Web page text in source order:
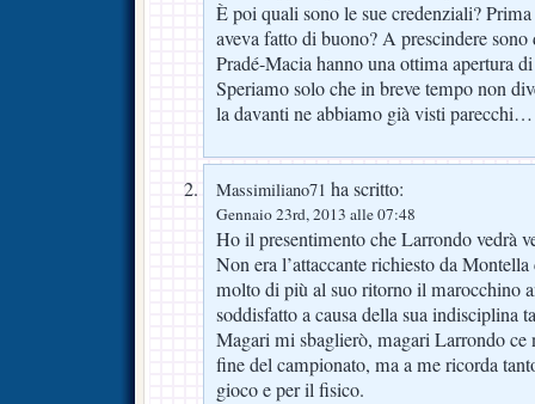
È poi quali sono le sue credenziali?
aveva fatto di buono? A prescindere sono
Pradé-Macia hanno una ottima apertura
Speriamo solo che in breve tempo non
la davanti ne abbiamo già visti parecchi…
Massimiliano71 ha scritto:
Gennaio 23rd, 2013 alle 07:48
Ho il presentimento che Larrondo vedrà
Non era l’attaccante richiesto da
molto di più al suo ritorno il marocchino
soddisfatto a causa della sua indisciplina
Magari mi sbaglierò, magari Larrondo ce
fine del campionato, ma a me ricorda
gioco e per il fisico.